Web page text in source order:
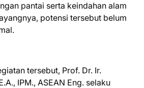
pantai serta keindahan alam
potensi tersebut belum
tersebut, Prof. Dr. Ir.
IPM., ASEAN Eng. selaku